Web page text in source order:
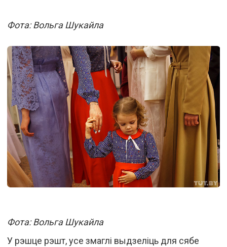
Фота: Вольга Шукайла
Фота: Вольга Шукайла
У рэшце рэшт, усе змаглі выдзеліць для сябе